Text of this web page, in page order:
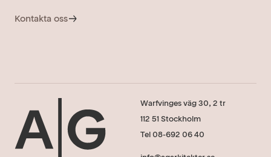
Kontakta oss
Warfvinges väg 30, 2 tr
112 51 Stockholm
Tel 08-692 06 40